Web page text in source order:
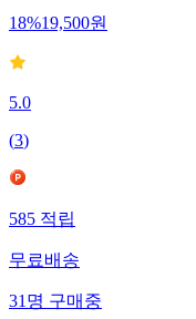
18%19,500원
5.0
(3)
585적립
무료배송
31명구매중